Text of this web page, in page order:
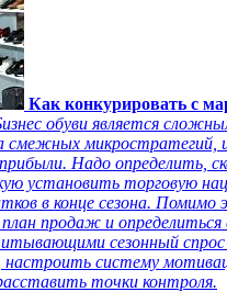
Как конкурировать с
обуви является
микростратегий,
Надо определить,
установить торговую
в конце сезона. Помимо
продаж и
сезонный спрос
настроить систему
точки контроля.